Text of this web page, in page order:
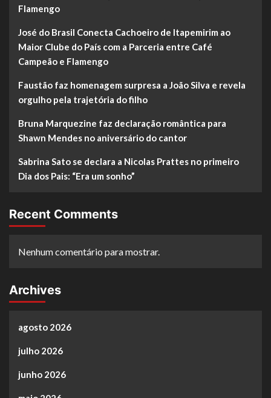
Flamengo
José do Brasil Conecta Cachoeiro de Itapemirim ao
Maior Clube do País com a Parceria entre Café
Campeão e Flamengo
Faustão faz homenagem surpresa a João Silva e revela
orgulho pela trajetória do filho
Bruna Marquezine faz declaração romântica para
Shawn Mendes no aniversário do cantor
Sabrina Sato se declara a Nicolas Prattes no primeiro
Dia dos Pais: “Era um sonho”
Recent Comments
Nenhum comentário para mostrar.
Archives
agosto 2026
julho 2026
junho 2026